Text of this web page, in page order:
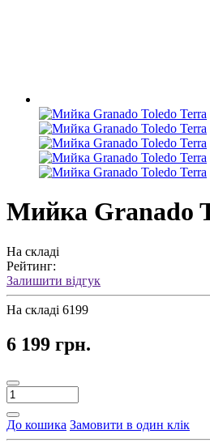
Мийка Granado
На складі
Рейтинг:
Залишити відгук
На складі 6199
6 199 грн.
До кошика Замовити в один клік